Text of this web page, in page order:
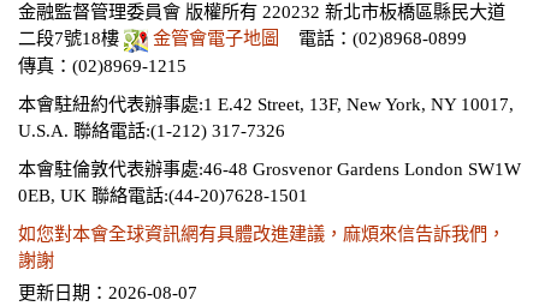
金融監督管理委員會 版權所有 220232 新北市板橋區縣民大道
二段7號18樓
金管會電子地圖
電話：(02)8968-0899
傳真：(02)8969-1215
本會駐紐約代表辦事處:1 E.42 Street, 13F, New York, NY 10017,
U.S.A. 聯絡電話:(1-212) 317-7326
本會駐倫敦代表辦事處:46-48 Grosvenor Gardens London SW1W
0EB, UK 聯絡電話:(44-20)7628-1501
如您對本會全球資訊網有具體改進建議，麻煩來信告訴我們，
謝謝
更新日期：2026-08-07